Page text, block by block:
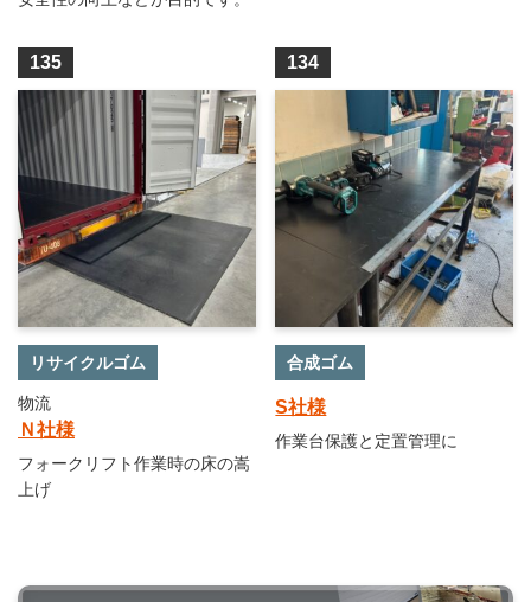
135
リサイクルゴム
物流
Ｎ社様
フォークリフト作業時の床の嵩
上げ
134
合成ゴム
S社様
作業台保護と定置管理に